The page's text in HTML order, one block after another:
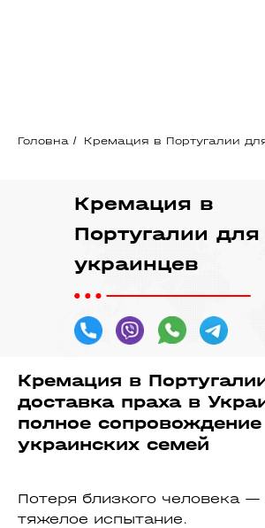
Головна / Кремация в Португалии
Кремация в
Португалии для
украинцев
Кремация в
доставка праха в
полное
украинских семей
Потеря близкого человека —
тяжелое испытание.